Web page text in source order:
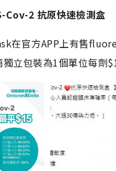
2 抗原快速檢測盒
在官方APP上有售
立包裝為1個單位每劑